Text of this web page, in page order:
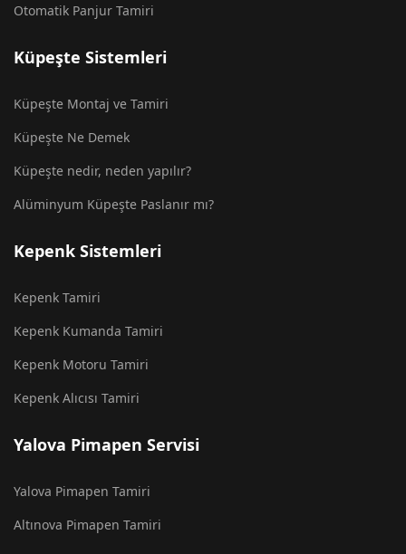
Otomatik Panjur Tamiri
Küpeşte Sistemleri
Küpeşte Montaj ve Tamiri
Küpeşte Ne Demek
Küpeşte nedir, neden yapılır?
Alüminyum Küpeşte Paslanır mı?
Kepenk Sistemleri
Kepenk Tamiri
Kepenk Kumanda Tamiri
Kepenk Motoru Tamiri
Kepenk Alıcısı Tamiri
Yalova Pimapen Servisi
Yalova Pimapen Tamiri
Altınova Pimapen Tamiri